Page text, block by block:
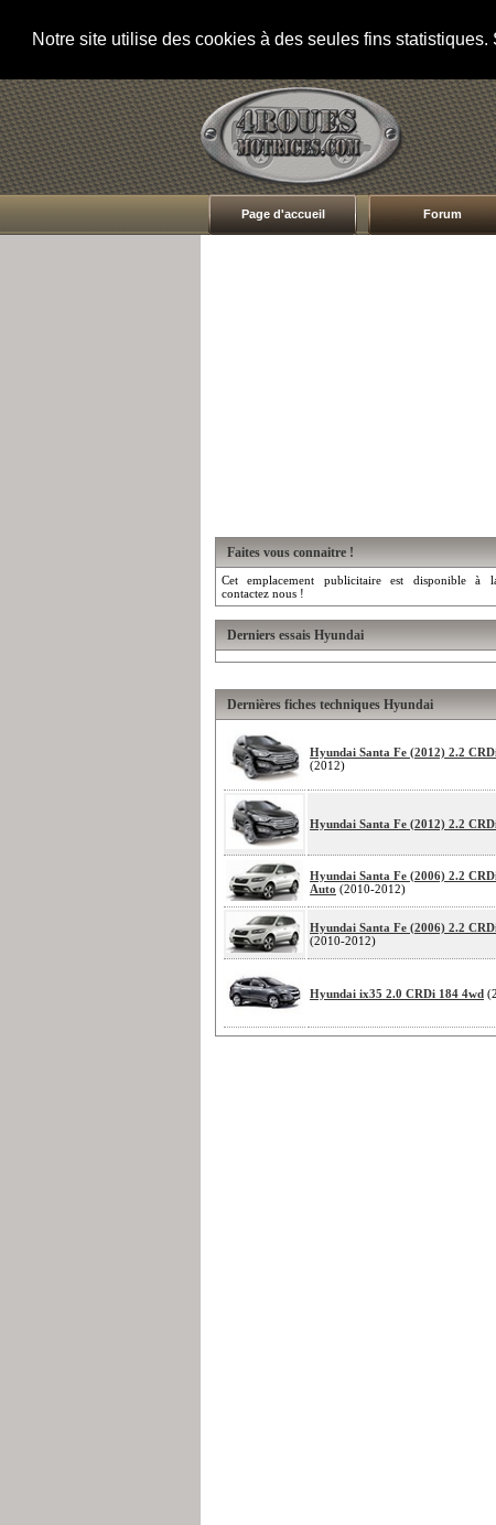
Notre site utilise des cookies à des seules fins
Page d'accueil Forum
Faites vous connaitre !
Cet emplacement publicitaire est disponible à
contactez nous !
Derniers essais Hyundai
Dernières fiches techniques Hyundai
Hyundai Santa Fe (2012) 2.2
(2012)
Hyundai Santa Fe (2012) 2.2
Hyundai Santa Fe (2006) 2.2
Auto (2010-2012)
Hyundai Santa Fe (2006) 2.2
(2010-2012)
Hyundai ix35 2.0 CRDi 184 4wd